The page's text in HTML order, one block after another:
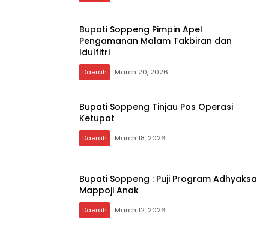
Bupati Soppeng Pimpin Apel
Pengamanan Malam Takbiran dan
Idulfitri
Daerah March 20, 2026
Bupati Soppeng Tinjau Pos Operasi
Ketupat
Daerah March 18, 2026
Bupati Soppeng : Puji Program Adhyaksa
Mappoji Anak
Daerah March 12, 2026